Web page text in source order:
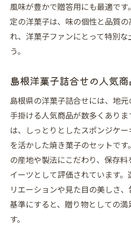
風味が豊かで贈答用にも最適で
定の洋菓子は、味の個性と品質
れ、洋菓子ファンにとって特別な
う。
島根洋菓子詰合せの人気
島根県の洋菓子詰合せには、地
手掛ける人気商品が数多くあり
は、しっとりとしたスポンジケ
を活かした焼き菓子のセットで
の産地や製法にこだわり、保存
イーツとして評価されています
リエーションや見た目の美しさ
基準にすると、贈り物としての満
す。